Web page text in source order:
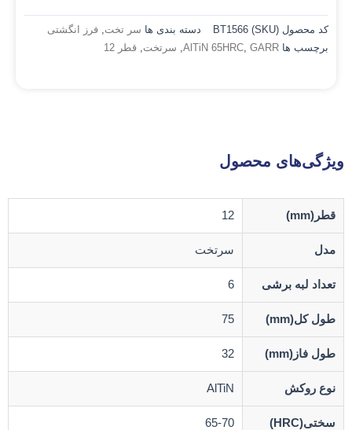
کد محصول (SKU) BT1566 دسته بندی ها سر تخت, فرز انگشتی
برچسب ها
AlTiN 65HRC, GARR
, سرتخت, قطر 12
ویژگی‌های محصول
قطر(mm) 12
مدل سرتخت
تعداد لبه برشی 6
طول کل(mm) 75
طول فاز(mm) 32
نوع روکش AlTiN
سختی(HRC) 65-70